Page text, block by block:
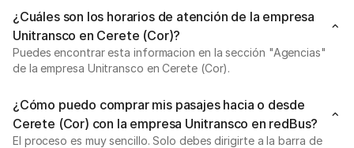
¿Cuáles son los horarios de atención de la empresa
Unitransco en Cerete (Cor)?
Puedes encontrar esta informacion en la sección "Agencias"
de la empresa Unitransco en Cerete (Cor).
¿Cómo puedo comprar mis pasajes hacia o desde
Cerete (Cor) con la empresa Unitransco en redBus?
El proceso es muy sencillo. Solo debes dirigirte a la barra de